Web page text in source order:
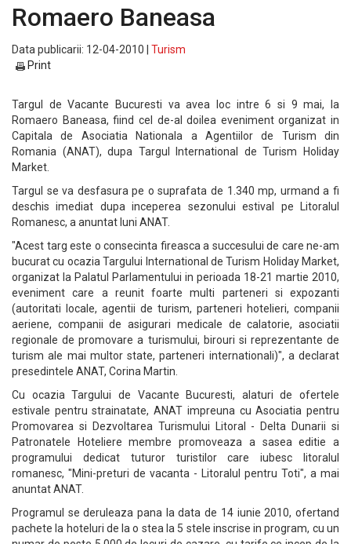
Romaero Baneasa
Data publicarii: 12-04-2010 | Turism
Print
Targul de Vacante Bucuresti va avea loc intre 6 si 9 mai, la
Romaero Baneasa, fiind cel de-al doilea eveniment organizat in
Capitala de Asociatia Nationala a Agentiilor de Turism din
Romania (ANAT), dupa Targul International de Turism Holiday
Market.
Targul se va desfasura pe o suprafata de 1.340 mp, urmand a fi
deschis imediat dupa inceperea sezonului estival pe Litoralul
Romanesc, a anuntat luni ANAT.
"Acest targ este o consecinta fireasca a succesului de care ne-am
bucurat cu ocazia Targului International de Turism Holiday Market,
organizat la Palatul Parlamentului in perioada 18-21 martie 2010,
eveniment care a reunit foarte multi parteneri si expozanti
(autoritati locale, agentii de turism, parteneri hotelieri, companii
aeriene, companii de asigurari medicale de calatorie, asociatii
regionale de promovare a turismului, birouri si reprezentante de
turism ale mai multor state, parteneri internationali)", a declarat
presedintele ANAT, Corina Martin.
Cu ocazia Targului de Vacante Bucuresti, alaturi de ofertele
estivale pentru strainatate, ANAT impreuna cu Asociatia pentru
Promovarea si Dezvoltarea Turismului Litoral - Delta Dunarii si
Patronatele Hoteliere membre promoveaza a sasea editie a
programului dedicat tuturor turistilor care iubesc litoralul
romanesc, "Mini-preturi de vacanta - Litoralul pentru Toti", a mai
anuntat ANAT.
Programul se deruleaza pana la data de 14 iunie 2010, ofertand
pachete la hoteluri de la o stea la 5 stele inscrise in program, cu un